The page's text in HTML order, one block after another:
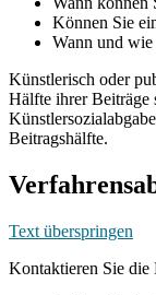
Können Sie
Wann und
Künstlerisch oder
Hälfte ihrer Beiträge
Beitragshälfte.
Text überspringen
Kontaktieren Sie die